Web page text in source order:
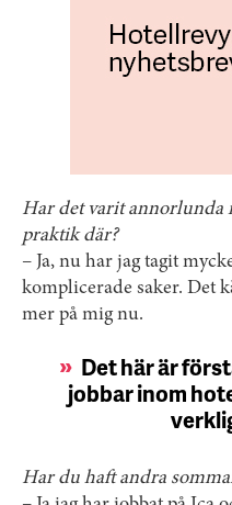
Har det varit annorlunda
praktik där?
– Ja, nu har jag tagit
komplicerade saker. Det
mer på mig nu.
Det här är
jobbar inom
Har du haft andra